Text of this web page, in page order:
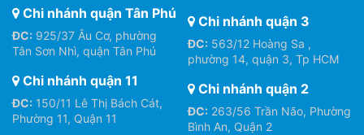
Chi nhánh quận Tân Phú
ĐC: 925/37 Âu Cơ, phường
Tân Sơn Nhì, quận Tân Phú
Chi nhánh quận 11
ĐC: 150/11 Lê Thị Bách Cát,
Phường 11, Quận 11
Chi nhánh quận 3
ĐC: 563/12 Hoàng Sa ,
phường 14, quận 3, Tp HCM
Chi nhánh quận 2
ĐC: 263/56 Trần Não, Phường
Bình An, Quận 2